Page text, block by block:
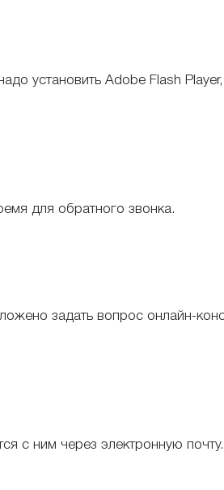
установить Adobe Flash
для обратного звонка.
задать вопрос онлайн-
с ним через электронную почту.